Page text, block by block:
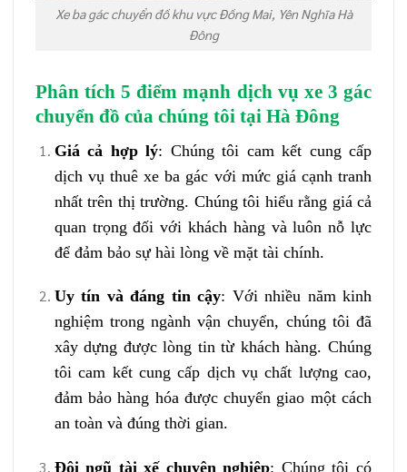
Xe ba gác chuyển đồ khu vực Đồng Mai, Yên Nghĩa Hà
Đông
Phân tích 5 điểm mạnh dịch vụ xe 3 gác
chuyển đồ của chúng tôi tại Hà Đông
Giá cả hợp lý: Chúng tôi cam kết cung cấp
dịch vụ thuê xe ba gác với mức giá cạnh tranh
nhất trên thị trường. Chúng tôi hiểu rằng giá cả
quan trọng đối với khách hàng và luôn nỗ lực
để đảm bảo sự hài lòng về mặt tài chính.
Uy tín và đáng tin cậy: Với nhiều năm kinh
nghiệm trong ngành vận chuyển, chúng tôi đã
xây dựng được lòng tin từ khách hàng. Chúng
tôi cam kết cung cấp dịch vụ chất lượng cao,
đảm bảo hàng hóa được chuyển giao một cách
an toàn và đúng thời gian.
Đội ngũ tài xế chuyên nghiệp: Chúng tôi có